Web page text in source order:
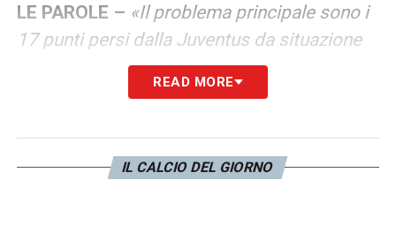
LE PAROLE – «Il problema principale sono i
17 punti persi dalla Juventus da situazione
di vantaggio. Questo certifica due cose in
contraddizione tra loro: uno, che la Juve se
cose, ma non le fa perchè le manca la fame,
READ MORE
IL CALCIO DEL GIORNO